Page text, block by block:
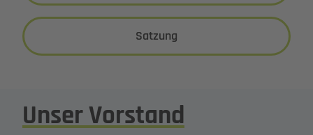
Satzung
Unser Vorstand